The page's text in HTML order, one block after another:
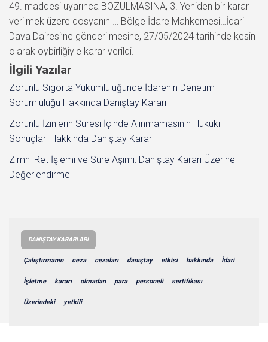
İlgili Yazılar
Zorunlu Sigorta Yükümlülüğünde İdarenin Denetim
Sorumluluğu Hakkında Danıştay Kararı
Zorunlu İzinlerin Süresi İçinde Alınmamasının Hukuki
Sonuçları Hakkında Danıştay Kararı
Zımni Ret İşlemi ve Süre Aşımı: Danıştay Kararı Üzerine
Değerlendirme
DANIŞTAY KARARLARI
Çalıştırmanın ceza cezaları danıştay etkisi hakkında İdari
İşletme kararı olmadan para personeli sertifikası
Üzerindeki yetkili